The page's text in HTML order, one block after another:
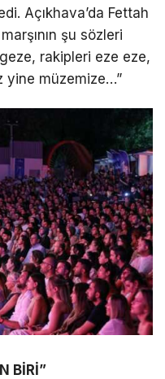
Açıkhava’da Fettah
şu sözleri
rakipleri eze eze,
yine müzemize…”
BİRİ”